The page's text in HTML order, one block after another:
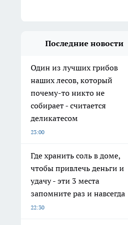
Последние новости
Один из лучших грибов
наших лесов, который
почему-то никто не
собирает - считается
деликатесом
23:00
Где хранить соль в доме,
чтобы привлечь деньги и
удачу - эти 3 места
запомните раз и навсегда
22:30